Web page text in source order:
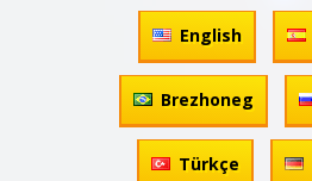
English
Brezhoneg
Türkçe